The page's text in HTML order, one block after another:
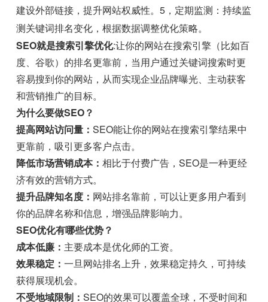
建设外部链接，提升网站权威性。5，定期监测：持续监
测关键词排名变化，根据数据调整优化策略。
SEO就是搜索引擎优化:让你的网站在搜索引擎（比如百
度、谷歌）的排名更靠前，当用户通过关键词搜索时更
容易搜到你的网站，从而实现企业品牌曝光、主动获客
和营销推广的目标。
为什么要做SEO？
提高网站访问量：SEO能让你的网站在搜索引擎结果中
更靠前，吸引更多客户点击。
降低市场营销成本：相比于付费广告，SEO是一种更经
济有效的营销方式。
提升品牌知名度： 网站排名靠前，可以让更多用户看到
你的品牌名称和信息，增强品牌影响力。
SEO优化有哪些优势？
成本低廉： 主要成本是优化师的工资。
效果稳定：一旦网站排名上升，效果稳定持久，可持续
获得展现机会。
不受地域限制：SEO的效果可以覆盖全球，不受时间和